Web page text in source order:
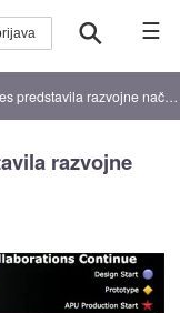
☰
predstavila razvojne načrte
razvojne